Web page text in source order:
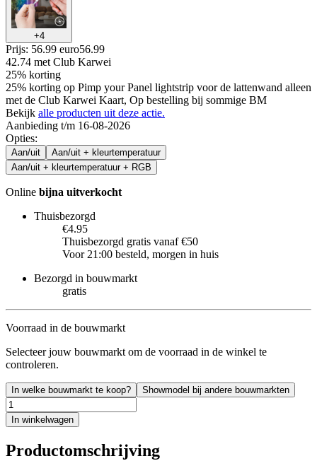
+4
Prijs: 56.99 euro56.99
42.74 met Club Karwei
25% korting
25% korting op Pimp your Panel lightstrip voor de lattenwand alleen
met de Club Karwei Kaart, Op bestelling bij sommige BM
Bekijk alle producten uit deze actie.
Aanbieding t/m 16-08-2026
Opties:
Aan/uit
Aan/uit + kleurtemperatuur
Aan/uit + kleurtemperatuur + RGB
Online bijna uitverkocht
Thuisbezorgd
€4.95
Thuisbezorgd gratis vanaf €50
Voor 21:00 besteld, morgen in huis
Bezorgd in bouwmarkt
gratis
Voorraad in de bouwmarkt
Selecteer jouw bouwmarkt om de voorraad in de winkel te
controleren.
In welke bouwmarkt te koop? Showmodel bij andere bouwmarkten
In winkelwagen
Productomschrijving